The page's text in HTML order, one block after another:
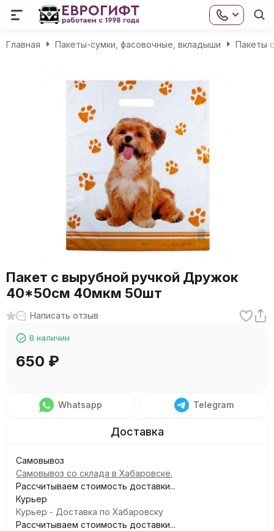
Главная Пакеты-сумки, фасовочные, вкладыши Пакеты
Пакет с вырубной ручкой Дружок
40*50см 40мкм 50шт
Написать отзыв
В наличии
650 ₽
Whatsapp Telegram
Самовывоз
Самовывоз со склада в Хабаровске.
Рассчитываем стоимость доставки...
Курьер
Курьер - Доставка по Хабаровску
Рассчитываем стоимость доставки...